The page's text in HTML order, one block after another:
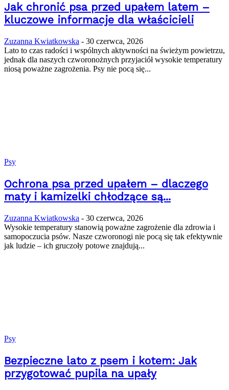
Jak chronić psa przed upałem latem –
kluczowe informacje dla właścicieli
Zuzanna Kwiatkowska - 30 czerwca, 2026
Lato to czas radości i wspólnych aktywności na świeżym powietrzu,
jednak dla naszych czworonożnych przyjaciół wysokie temperatury
niosą poważne zagrożenia. Psy nie pocą się...
Psy
Ochrona psa przed upałem – dlaczego
maty i kamizelki chłodzące są...
Zuzanna Kwiatkowska - 30 czerwca, 2026
Wysokie temperatury stanowią poważne zagrożenie dla zdrowia i
samopoczucia psów. Nasze czworonogi nie pocą się tak efektywnie
jak ludzie – ich gruczoły potowe znajdują...
Psy
Bezpieczne lato z psem i kotem: Jak
przygotować pupila na upały